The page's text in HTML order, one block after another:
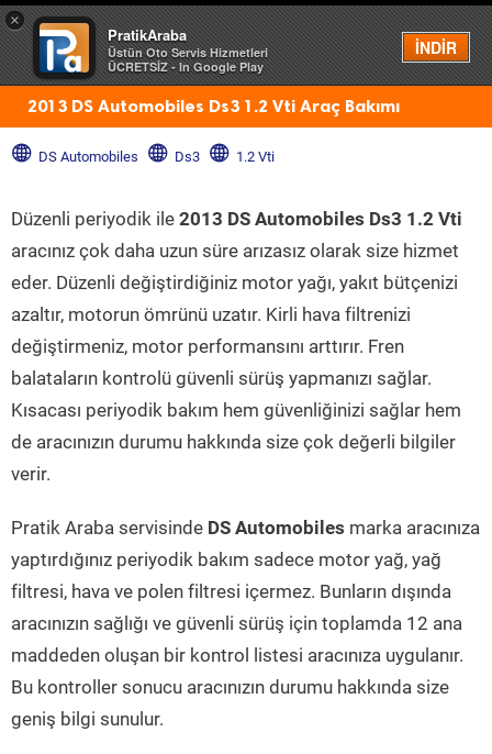
×
PratikAraba
Üstün Oto Servis Hizmetleri
ÜCRETSİZ - In Google Play
İNDİR
Menü
2013 DS Automobiles Ds3 1.2 Vti Araç Bakımı
DS Automobiles Ds3 1.2 Vti
Düzenli periyodik ile 2013 DS Automobiles Ds3 1.2 Vti
aracınız çok daha uzun süre arızasız olarak size hizmet
eder. Düzenli değiştirdiğiniz motor yağı, yakıt bütçenizi
azaltır, motorun ömrünü uzatır. Kirli hava filtrenizi
değiştirmeniz, motor performansını arttırır. Fren
balataların kontrolü güvenli sürüş yapmanızı sağlar.
Kısacası periyodik bakım hem güvenliğinizi sağlar hem
de aracınızın durumu hakkında size çok değerli bilgiler
verir.
Pratik Araba servisinde DS Automobiles marka aracınıza
yaptırdığınız periyodik bakım sadece motor yağ, yağ
filtresi, hava ve polen filtresi içermez. Bunların dışında
aracınızın sağlığı ve güvenli sürüş için toplamda 12 ana
maddeden oluşan bir kontrol listesi aracınıza uygulanır.
Bu kontroller sonucu aracınızın durumu hakkında size
geniş bilgi sunulur.